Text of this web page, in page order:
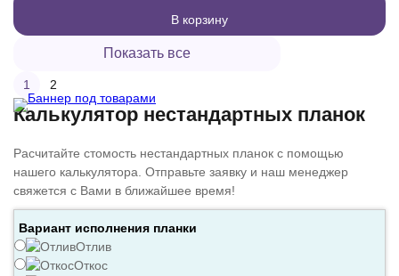
В корзину
Показать все
1 2
Калькулятор нестандартных планок
Расчитайте стомость нестандартных планок с помощью
нашего калькулятора. Отправьте заявку и наш менеджер
свяжется с Вами в ближайшее время!
Вариант исполнения планки
Отлив
Откос